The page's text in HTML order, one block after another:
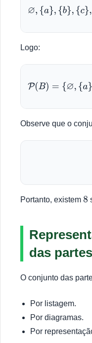
∅, {a },{ b },{c}
Logo:
P(B)= {∅,{a }, {b}
Observe que o
Portanto, existem 8
das partes
O conjunto das
Por listagem.
Por diagramas.
Por